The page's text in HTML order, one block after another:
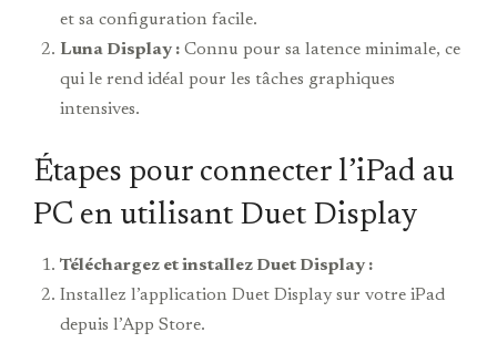
et sa configuration facile.
Luna Display : Connu pour sa latence minimale, ce
qui le rend idéal pour les tâches graphiques
intensives.
Étapes pour connecter l’iPad au
PC en utilisant Duet Display
Téléchargez et installez Duet Display :
Installez l’application Duet Display sur votre iPad
depuis l’App Store.